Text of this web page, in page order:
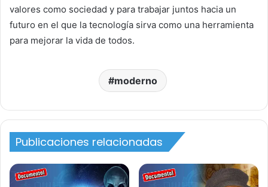
valores como sociedad y para trabajar juntos hacia un
futuro en el que la tecnología sirva como una herramienta
para mejorar la vida de todos.
moderno
Publicaciones relacionadas